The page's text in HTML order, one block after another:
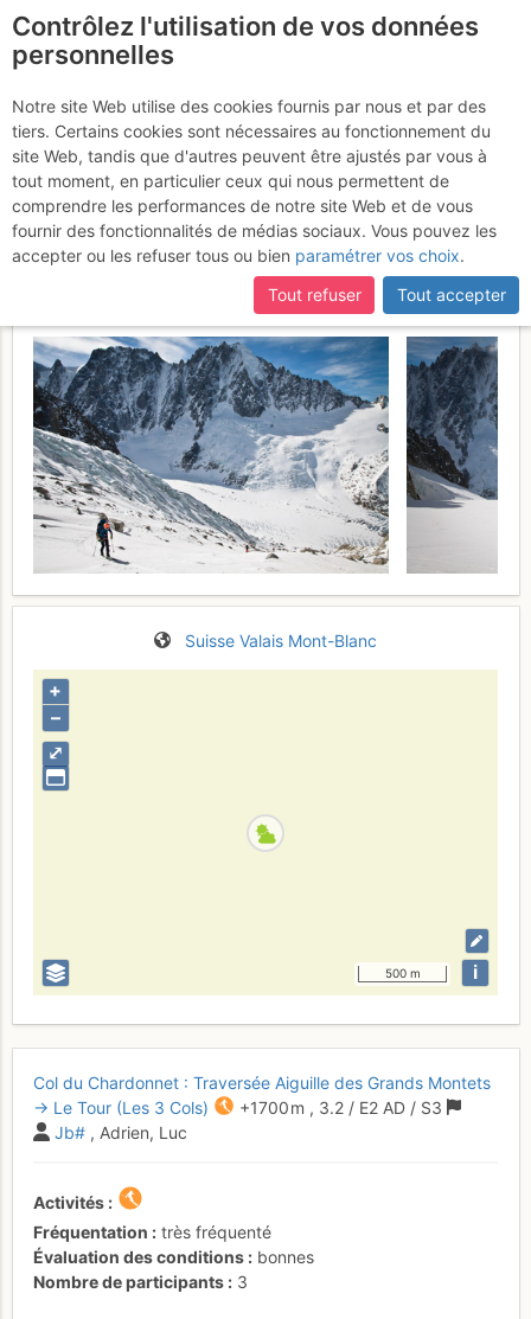
Col du Chardonnet :
Traversée Aiguille des
Grands Montets >> Le
Tour (Les 3 Cols)
Dimanche 26
février 2017
Suisse Valais Mont-Blanc
⤢
+
–
500 m i
Col du Chardonnet : Traversée Aiguille des Grands Montets
→ Le Tour (Les 3 Cols)
+1700 m , 3.2 / E2 AD / S3
Jb# , Adrien, Luc
Activités
Fréquentation
très fréquenté
Évaluation des conditions
bonnes
Nombre de participants
3
Contrôlez l'utilisation de vos données
personnelles
Notre site Web utilise des cookies fournis par nous et par des
tiers. Certains cookies sont nécessaires au fonctionnement du
site Web, tandis que d'autres peuvent être ajustés par vous à
tout moment, en particulier ceux qui nous permettent de
comprendre les performances de notre site Web et de vous
fournir des fonctionnalités de médias sociaux. Vous pouvez les
accepter ou les refuser tous ou bien paramétrer vos choix.
Tout refuser
Tout accepter